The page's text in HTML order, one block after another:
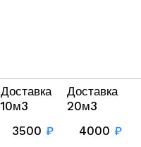
Доставка
10м3
Доставка
20м3
3500 ₽ 4000 ₽